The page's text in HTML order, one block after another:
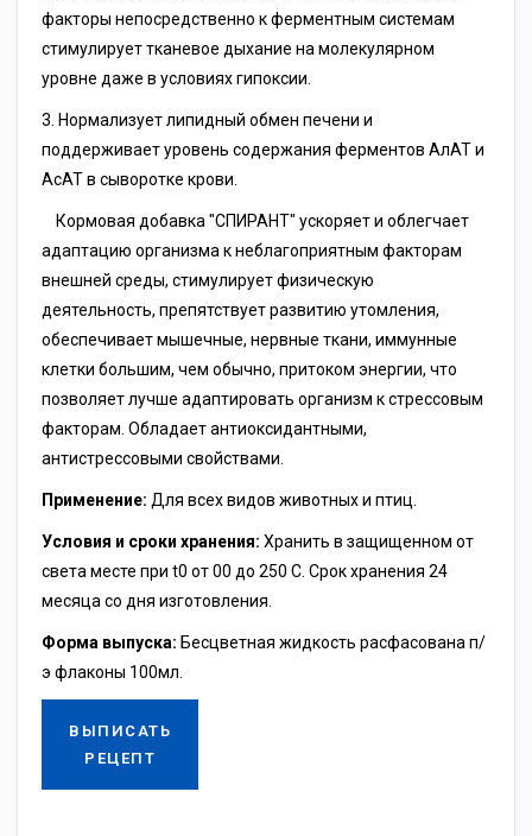
факторы непосредственно к ферментным системам
стимулирует тканевое дыхание на молекулярном
уровне даже в условиях гипоксии.
3. Нормализует липидный обмен печени и
поддерживает уровень содержания ферментов АлАТ и
АсАТ в сыворотке крови.
Кормовая добавка "СПИРАНТ" ускоряет и облегчает
адаптацию организма к неблагоприятным факторам
внешней среды, стимулирует физическую
деятельность, препятствует развитию утомления,
обеспечивает мышечные, нервные ткани, иммунные
клетки большим, чем обычно, притоком энергии, что
позволяет лучше адаптировать организм к стрессовым
факторам. Обладает антиоксидантными,
антистрессовыми свойствами.
Применение: Для всех видов животных и птиц.
Условия и сроки хранения: Хранить в защищенном от
света месте при t0 от 00 до 250 С. Срок хранения 24
месяца со дня изготовления.
Форма выпуска: Бесцветная жидкость расфасована п/
э флаконы 100мл.
ВЫПИСАТЬ
РЕЦЕПТ